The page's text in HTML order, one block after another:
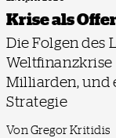
Krise als
Die Folgen des
Weltfinanzkrise
Milliarden, und
Strategie
Von Gregor Kritidis